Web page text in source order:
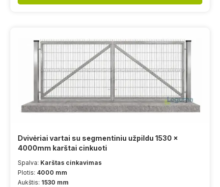
Dvivėriai vartai su segmentiniu užpildu 1530 x
4000mm karštai cinkuoti
Spalva: Karštas cinkavimas
Plotis: 4000 mm
Aukštis: 1530 mm